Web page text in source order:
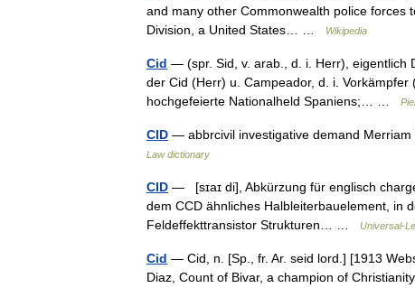
and many other Commonwealth police forces
Division, a United States… …
Wikipedia
Cid — (spr. Sid, v. arab., d. i. Herr), eigentlich
der Cid (Herr) u. Campeador, d. i.
hochgefeierte Nationalheld Spaniens;… …
CID — abbrcivil investigative demand
Law dictionary
CID — [sɪaɪ di], Abkürzung für englisch
dem CCD ähnliches Halbleiterbauelement, in
Feldeffekttransistor Strukturen… …
Universal-
Cid — Cid, n. [Sp., fr. Ar. seid lord.] [1913
Diaz, Count of Bivar, a champion of